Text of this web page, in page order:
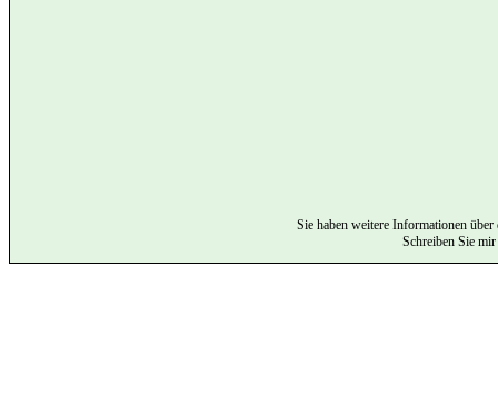
Sie haben weitere Informationen
Schreiben Sie